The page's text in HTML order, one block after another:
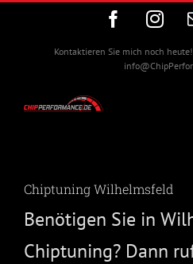
Facebook
Kontaktieren Sie mich noch
Chiptuning Wilhelmsfeld
Benötigen Sie in
Chiptuning? Dann